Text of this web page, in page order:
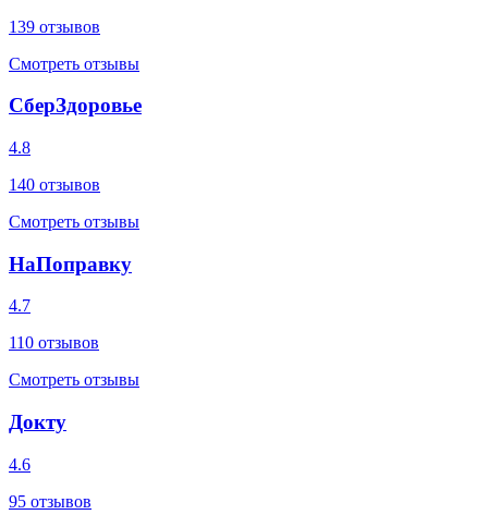
139 отзывов
Смотреть отзывы
СберЗдоровье
4.8
140 отзывов
Смотреть отзывы
НаПоправку
4.7
110 отзывов
Смотреть отзывы
Докту
4.6
95 отзывов